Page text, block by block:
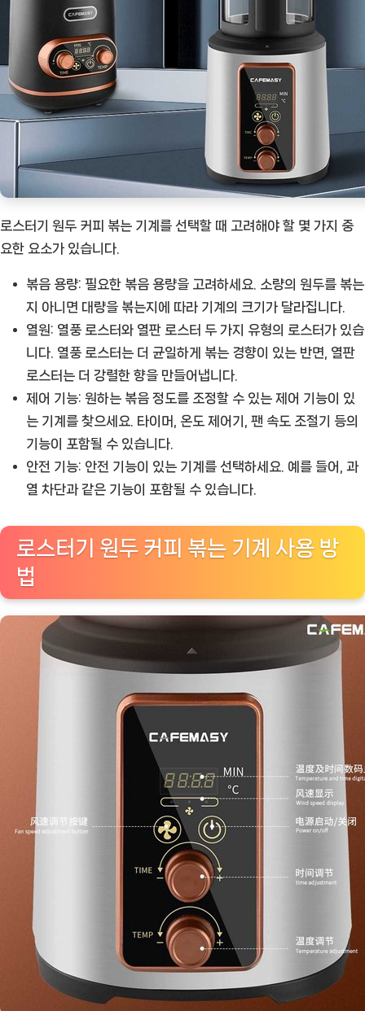
로스터기 원두 커피 볶는 기계를 선택할 때 고려해야 할 몇 가지 중
요한 요소가 있습니다.
볶음 용량: 필요한 볶음 용량을 고려하세요. 소량의 원두를 볶는
지 아니면 대량을 볶는지에 따라 기계의 크기가 달라집니다.
열원: 열풍 로스터와 열판 로스터 두 가지 유형의 로스터가 있습
니다. 열풍 로스터는 더 균일하게 볶는 경향이 있는 반면, 열판
로스터는 더 강렬한 향을 만들어냅니다.
제어 기능: 원하는 볶음 정도를 조정할 수 있는 제어 기능이 있
는 기계를 찾으세요. 타이머, 온도 제어기, 팬 속도 조절기 등의
기능이 포함될 수 있습니다.
안전 기능: 안전 기능이 있는 기계를 선택하세요. 예를 들어, 과
열 차단과 같은 기능이 포함될 수 있습니다.
로스터기 원두 커피 볶는 기계 사용 방
법